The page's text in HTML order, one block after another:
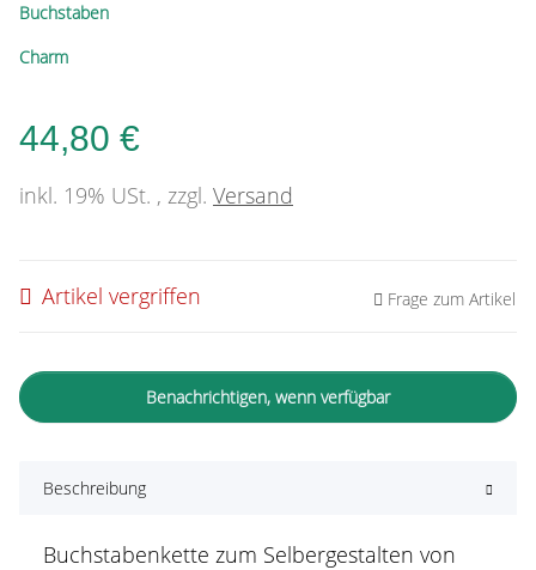
Buchstaben
Charm
44,80 €
inkl. 19% USt. , zzgl. Versand
Artikel vergriffen Frage zum Artikel
Benachrichtigen, wenn verfügbar
Beschreibung
Buchstabenkette zum Selbergestalten von